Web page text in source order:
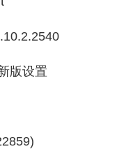
版设置